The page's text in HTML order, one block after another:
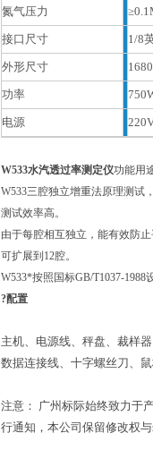
氮气压力
接口尺寸 1/8
外形尺寸
功率
电源
W533水汽透过率测定仪功能用
W533三腔独立增重法原理测试
测试效率高。
由于每腔相互独立，能有效防
可扩展到12腔。
W533*按照国标GB/T1037-1988
?配置
主机、电源线、秤盘、裁样
数据连接线、十字螺丝刀、
注意： 广州标际始终致力于
行通知，本公司保留修改权